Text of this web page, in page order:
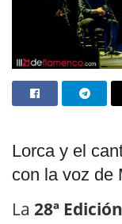
Lorca y el
con la voz de
La 28ª